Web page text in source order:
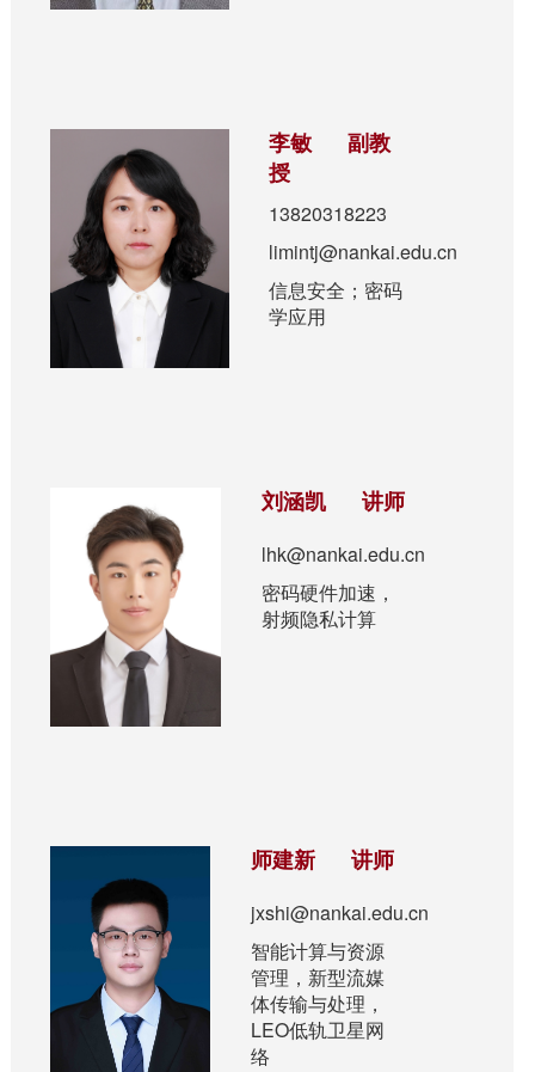
李敏 副教
授
13820318223
limintj@nankai.edu.cn
信息安全；密码
学应用
刘涵凯 讲师
lhk@nankai.edu.cn
密码硬件加速，
射频隐私计算
师建新 讲师
jxshi@nankai.edu.cn
智能计算与资源
管理，新型流媒
体传输与处理，
LEO低轨卫星网
络